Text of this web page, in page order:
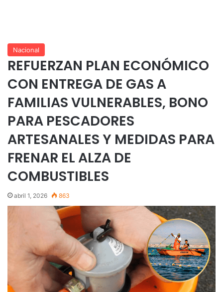
Nacional
REFUERZAN PLAN ECONÓMICO
CON ENTREGA DE GAS A
FAMILIAS VULNERABLES, BONO
PARA PESCADORES
ARTESANALES Y MEDIDAS PARA
FRENAR EL ALZA DE
COMBUSTIBLES
abril 1, 2026 863